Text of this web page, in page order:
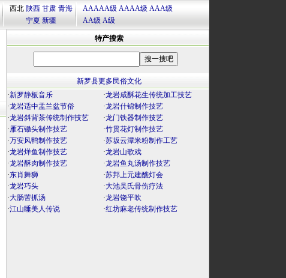
西北 陕西 甘肃 青海
宁夏 新疆
AAAAA级 AAAA级 AAA级
AA级 A级
特产搜索
新罗县更多民俗文化
·新罗静板音乐 ·龙岩咸酥花生传统加工技艺
·龙岩适中盂兰盆节俗 ·龙岩什锦制作技艺
·龙岩斜背茶传统制作技艺 ·龙门铁器制作技艺
·雁石锄头制作技艺 ·竹贯花灯制作技艺
·万安风鸭制作技艺 ·苏坂云潭米粉制作工艺
·龙岩烊鱼制作技艺 ·龙岩山歌戏
·龙岩酥肉制作技艺 ·龙岩鱼丸汤制作技艺
·东肖舞狮 ·苏邦上元建醮灯会
·龙岩巧头 ·大池吴氏骨伤疗法
·大肠苦抓汤 ·龙岩饶平吹
·江山睡美人传说 ·红坊麻老传统制作技艺